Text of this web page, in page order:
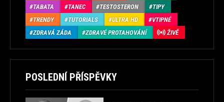
TABATA
TANEC TESTOSTERON
TIPY
TRENDY
TUTORIALS ULTRA HD
VTIPNÉ
ZDRAVÁ ZÁDA
ZDRAVÉ PROTAHOVÁNÍ ŽIVĚ
POSLEDNÍ PŘÍSPĚVKY